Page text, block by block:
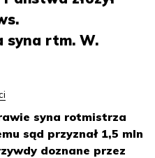
syna rtm. W.
syna rotmistrza
sąd przyznał 1,5 mln
doznane przez